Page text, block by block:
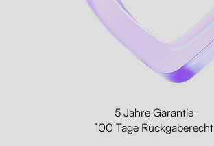
5 Jahre Garantie
100 Tage Rückgaberecht